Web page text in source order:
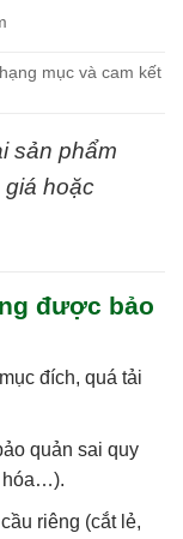
mục và cam kết
sản phẩm
giá hoặc
được bảo
đích, quá tải
quản sai quy
hóa…).
riêng (cắt lẻ,